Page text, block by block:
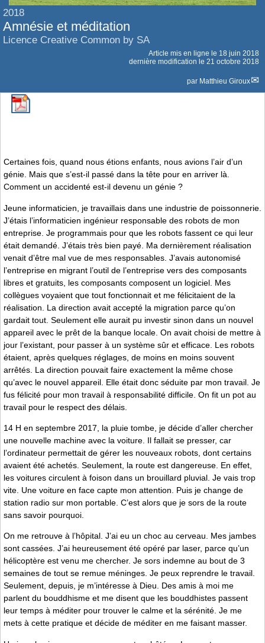
2018
Amnésie et méditation
Licence Creative Common by SA
Article mis en ligne le 18 juin 2018
dernière modification le 21 octobre 2018
par Matthieu Giroux
Certaines fois, quand nous étions enfants, nous avions l’air d’un
génie. Mais que s’est-il passé dans la tête pour en arriver là.
Comment un accidenté est-il devenu un génie ?
Jeune informaticien, je travaillais dans une industrie de poissonnerie.
J’étais l’informaticien ingénieur responsable des robots de mon
entreprise. Je programmais pour que les robots fassent ce qui leur
était demandé. J’étais très bien payé. Ma dernièrement réalisation
venait d’être mal vue de mes responsables. J’avais autonomisé
l’entreprise en migrant l’outil de l’entreprise vers des composants
libres et gratuits, les composants composent un logiciel. Mes
collègues voyaient que tout fonctionnait et me félicitaient de la
réalisation. La direction avait accepté la migration parce qu’on
gardait tout. Seulement elle aurait pu investir sinon dans un nouvel
appareil avec le prêt de la banque locale. On avait choisi de mettre à
jour l’existant, pour passer à un système sûr et efficace. Les robots
étaient, après quelques réglages, de moins en moins souvent
arrêtés. La direction pouvait faire exactement la même chose
qu’avec le nouvel appareil. Elle était donc séduite par mon travail. Je
fus félicité pour mon travail à responsabilité difficile. On fit un pot au
travail pour le respect des délais.
14 H en septembre 2017, la pluie tombe, je décide d’aller chercher
une nouvelle machine avec la voiture. Il fallait se presser, car
l’ordinateur permettait de gérer les nouveaux robots, dont certains
avaient été achetés. Seulement, la route est dangereuse. En effet,
les voitures circulent à foison dans un brouillard pluvial. Je vais trop
vite. Une voiture en face capte mon attention. Puis je change de
station radio sur mon portable. C’est alors que je sors de la route
sans savoir pourquoi.
On me retrouve à l’hôpital. J’ai eu un choc au cerveau. Mes jambes
sont cassées. J’ai heureusement été opéré par laser, parce qu’un
hélicoptère est venu me chercher. Je sors indemne au bout de 3
semaines de tout se remue méninges. Je peux reprendre le travail.
Seulement, depuis, je m’intéresse à Dieu. Des amis à moi me
parlent du bouddhisme et me disent que les bouddhistes passent
leur temps à méditer pour trouver le calme et la sérénité. Je me
mets à cette pratique et décide de méditer en me faisant masser.